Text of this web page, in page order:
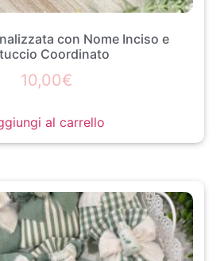
con Nome Inciso e
Coordinato
10,00€
al carrello